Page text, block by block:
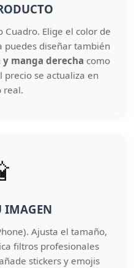
Cuadro. Elige el color de
puedes diseñar también
manga derecha como
precio se actualiza en
real.
IMAGEN
Ajusta el tamaño,
filtros profesionales
stickers y emojis